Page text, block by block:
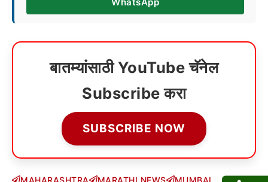
बातम्यांसाठी YouTube चॅनेल
Subscribe करा
SUBSCRIBE NOW
MAHARASHTRA MARATHI NEWS
MUMBAI